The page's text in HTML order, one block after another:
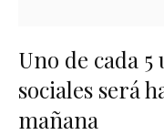
Uno de cada
sociales será
mañana